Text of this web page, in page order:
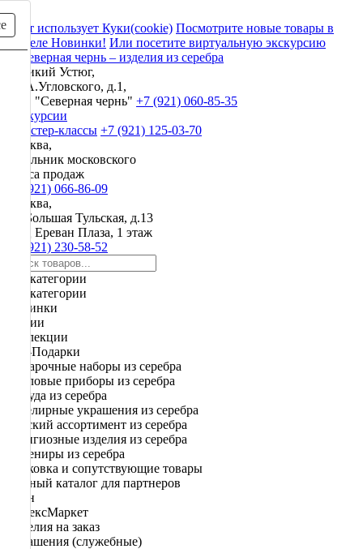
Сайт использует Куки(cookie) Посмотрите новые товары в
разделе Новинки! Или посетите виртуальную экскурсию
Великий Устюг,
ул. А.Угловского, д.1,
ЗАО "Северная чернь" +7 (921) 060-85-35
Экскурсии
и мастер-классы +7 (921) 125-03-70
Москва,
начальник московского
офиса продаж
+7 (921) 066-86-09
Москва,
ул. Большая Тульская, д.13
ТРЦ Ереван Плаза, 1 этаж
+7 (921) 230-58-52
Все категории
Все категории
Новинки
Акции
Коллекции
VIP-Подарки
Подарочные наборы из серебра
Столовые приборы из серебра
Посуда из серебра
Ювелирные украшения из серебра
Детский ассортимент из серебра
Религиозные изделия из серебра
Сувениры из серебра
Упаковка и сопутствующие товары
Полный каталог для партнеров
Озон
ЯндексМаркет
Изделия на заказ
Украшения (служебные)